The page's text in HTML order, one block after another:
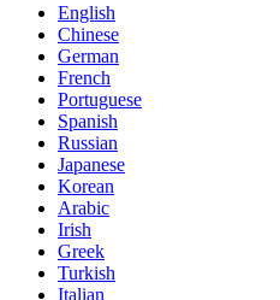
English
Chinese
German
French
Portuguese
Spanish
Russian
Japanese
Korean
Arabic
Irish
Greek
Turkish
Italian